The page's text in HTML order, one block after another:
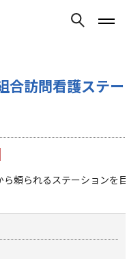
合訪問看護ステー
頼られるステーションを目